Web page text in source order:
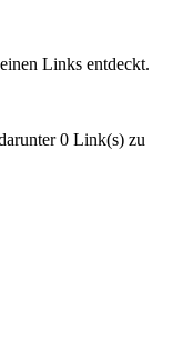
Links entdeckt.
0 Link(s) zu